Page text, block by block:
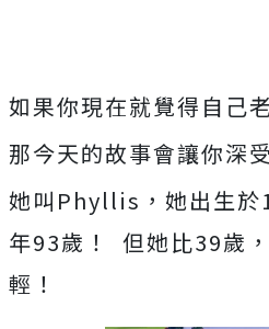
如果你現在就覺得自己
那今天的故事會讓你深
她叫Phyllis，她出生於
年93歲！ 但她比39歲
輕！